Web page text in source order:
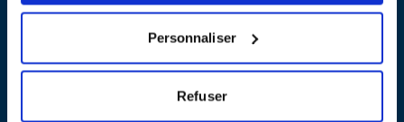
Personnaliser
Refuser
collectés afin que nous procédions à leur dépollution et leur
Recycler, c’est économiser les ressources et réduire l’impact
environnemental
La fabrication d’équipements électriques neufs est émettrice de
pollution et consommatrice de ressources naturelles. Donner son
appareil permet d’éviter la fabrication de nouveaux produits en